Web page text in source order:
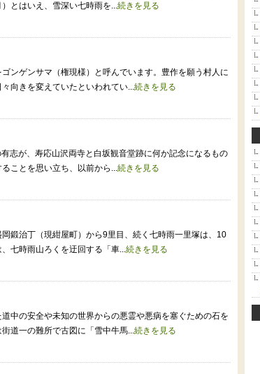
とはいえ、雪深い七時雨を...続きを見る
ンゲンサマ（権現様）と呼んでいます。豊作を願う村人に
向きを変えていたといわれてい...続きを見る
志が、寿応山沢両寺と白坂観音堂跡に何か記念になるもの
ことを思い立ち、以前から...続きを見る
鍛治丁（現紺屋町）から9里目、続く七時雨一里塚は、10
七時雨山ろくを迂回する「車...続きを見る
中の安全や未知の世界からの悪霊や悪病を塞ぐための石を
道一の難所で古図に「雪中牛馬...続きを見る